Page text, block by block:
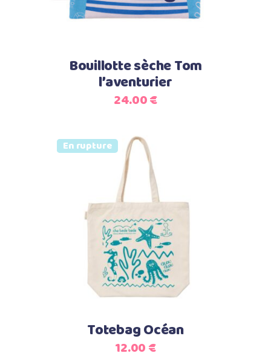
Bouillotte sèche Tom
l’aventurier
24.00€
Vendu
En rupture
Lire la suite
Totebag Océan
12.00€